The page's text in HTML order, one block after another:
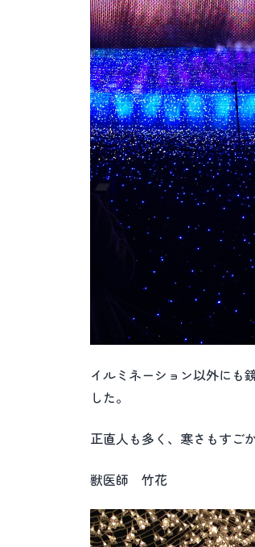
イルミネーション以外にも
した。
正直人も多く、寒さもすご
獣医師 竹花